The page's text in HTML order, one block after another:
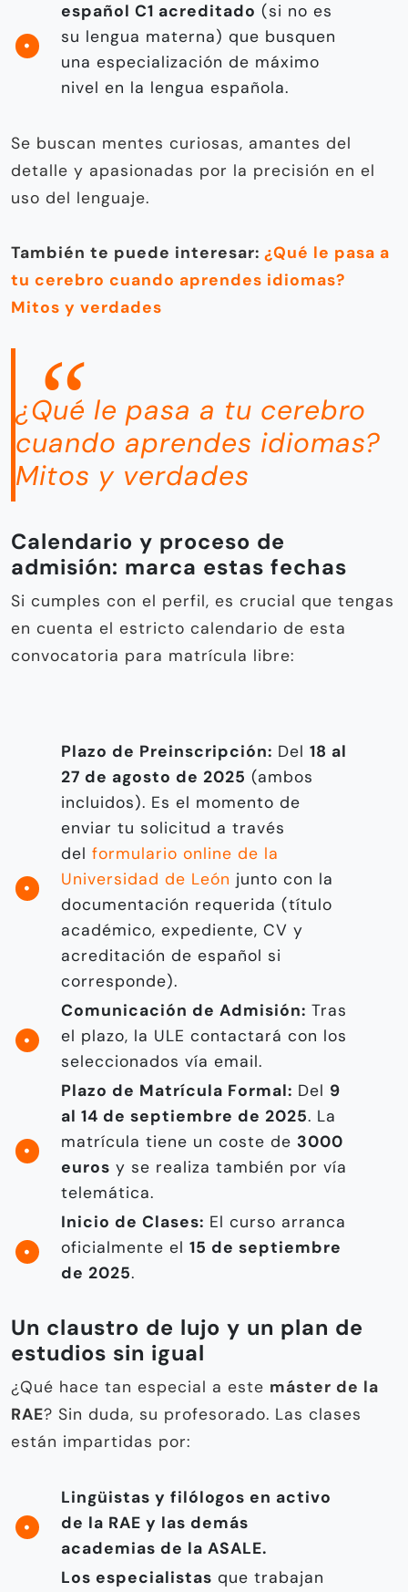
español C1 acreditado (si no es
su lengua materna) que busquen
una especialización de máximo
nivel en la lengua española.
Se buscan mentes curiosas, amantes del
detalle y apasionadas por la precisión en el
uso del lenguaje.
También te puede interesar: ¿Qué le pasa a
tu cerebro cuando aprendes idiomas?
Mitos y verdades
¿Qué le pasa a tu cerebro
cuando aprendes idiomas?
Mitos y verdades
Calendario y proceso de
admisión: marca estas fechas
Si cumples con el perfil, es crucial que tengas
en cuenta el estricto calendario de esta
convocatoria para matrícula libre:
Plazo de Preinscripción: Del 18 al
27 de agosto de 2025 (ambos
incluidos). Es el momento de
enviar tu solicitud a través
del formulario online de la
Universidad de León junto con la
documentación requerida (título
académico, expediente, CV y
acreditación de español si
corresponde).
Comunicación de Admisión: Tras
el plazo, la ULE contactará con los
seleccionados vía email.
Plazo de Matrícula Formal: Del 9
al 14 de septiembre de 2025. La
matrícula tiene un coste de 3000
euros y se realiza también por vía
telemática.
Inicio de Clases: El curso arranca
oficialmente el 15 de septiembre
de 2025.
Un claustro de lujo y un plan de
estudios sin igual
¿Qué hace tan especial a este máster de la
RAE? Sin duda, su profesorado. Las clases
están impartidas por:
Lingüistas y filólogos en activo
de la RAE y las demás
academias de la ASALE.
Los especialistas que trabajan